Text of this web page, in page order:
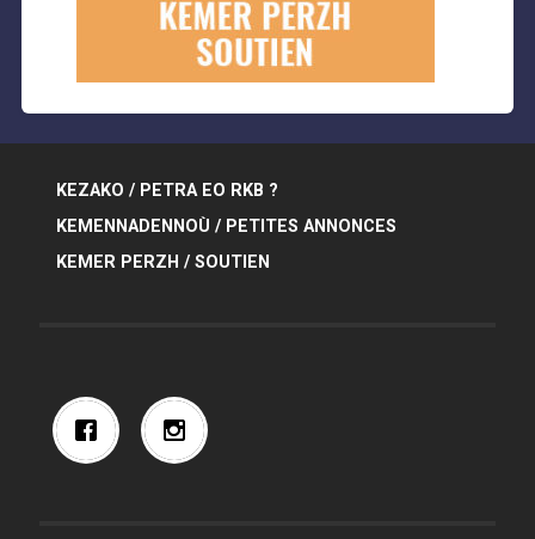
KEZAKO / PETRA EO RKB ?
KEMENNADENNOÙ / PETITES ANNONCES
KEMER PERZH / SOUTIEN